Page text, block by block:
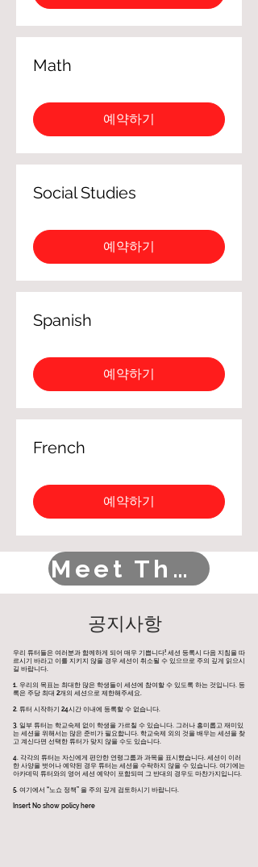
Math
예약하기
Social Studies
예약하기
Spanish
예약하기
French
예약하기
Meet The Helpers
공지사항
​우리 튜터들은 여러분과 함께하게 되어 매우 기쁩니다! 세션 등록시 다음 지침을 따
르시기 바라고 이를 지키지 않을 경우 세션이 취소될 수 있으므로 주의 깊게 읽으시
길 바랍니다.
1. 우리의 목표는 최대한 많은 학생들이 세션에 참여할 수 있도록 하는 것입니다. 등
록은 주당 최대 2개의 세션으로 제한해주세요.
​2. 튜터 시작하기 24시간 이내에 등록할 수 없습니다.
3. 일부 튜터는 학교숙제 없이 학생을 가르칠 수 있습니다. 그러나 흥미롭고 재미있
는 세션을 위해서는 많은 준비가 필요합니다. 학교숙제 외의 것을 배우는 세션을 찾
고 계신다면 선택한 튜터가 맞지 않을 수도 있습니다.
​4. 각각의 튜터는 자신에게 편안한 연령그룹과 과목을 표시했습니다. 세션이 이러
한 사양을 벗어나 예약된 경우 튜터는 세션을 수락하지 않을 수 있습니다. 여기에는
아카데믹 튜터와의 영어 세션 예약이 포함되며 그 반대의 경우도 마찬가지입니다.
5. 여기에서 “노쇼 정책” 을 주의 깊게 검토하시기 바랍니다.
Insert No show policy here